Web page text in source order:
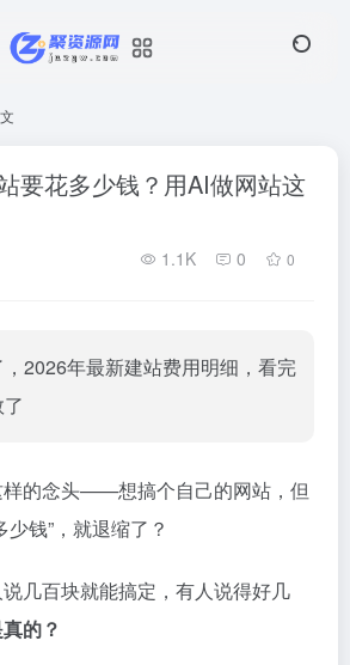
要花多少钱？用AI做网站这
1.1K 0 0
2026年最新建站费用明细，看完
样的念头——想搞个自己的网站，但
钱”，就退缩了？
几百块就能搞定，有人说得好几
的？